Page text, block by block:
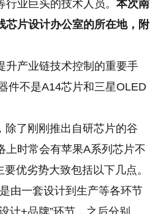
业巨头的技术人员。 本次南
芯片设计办公室的所在地，附
升产业链技术控制的重要手
件不是A14芯片和三星OLED
了刚刚推出自研芯片的谷
上时常会有苹果A系列芯片不
优劣势大致包括以下几点。
由一套设计到生产等各环节
计+品牌”环节，之后分别